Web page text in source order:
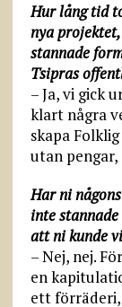
Hur lång tid
nya
stannade
Tsipras
– Ja, vi gick
klart några
skapa
utan
Har ni
inte
att ni kunde
– Nej, nej.
en
ett förräderi,